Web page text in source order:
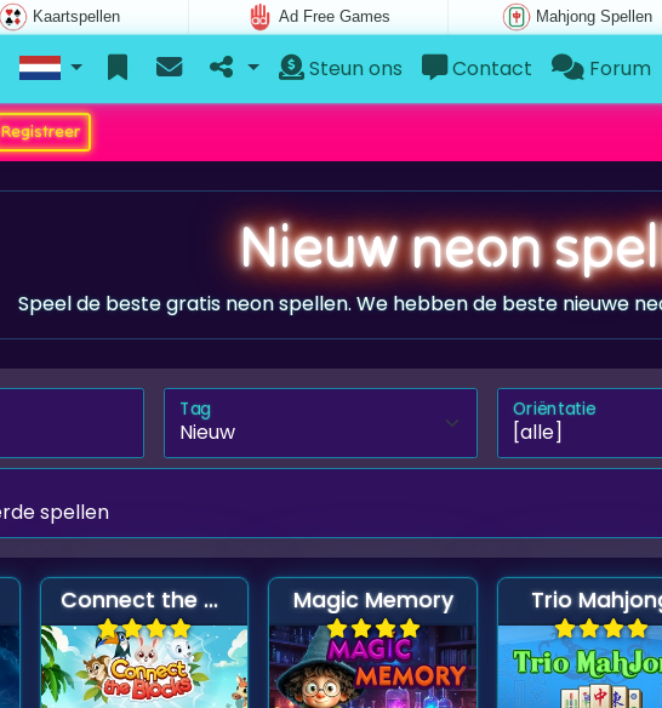
Kaartspellen Ad Free Games Mahjong Spellen
Steun ons Contact Forum
Registreer
Nieuw neon
Speel de beste gratis neon spellen. We hebben de beste nieuwe
Tag Oriëntatie
Connect the Blocks Magic Memory Trio